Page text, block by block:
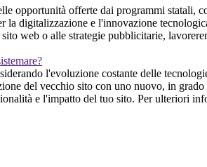
opportunità offerte dai programmi statali,
digitalizzazione e l'innovazione
web o alle strategie pubblicitarie,
l'evoluzione costante delle
del vecchio sito con uno nuovo, in
e l'impatto del tuo sito. Per ulteriori